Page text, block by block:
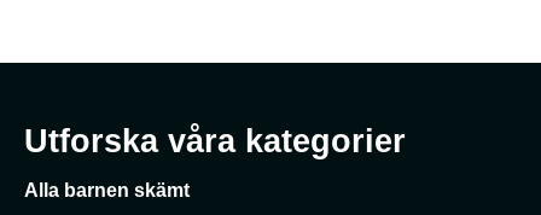
Utforska våra kategorier
Alla barnen skämt